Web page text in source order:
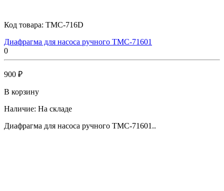
Код товара: TMC-716D
Диафрагма для насоса ручного TMC-71601
0
900 ₽
В корзину
Наличие: На складе
Диафрагма для насоса ручного TMC-71601..